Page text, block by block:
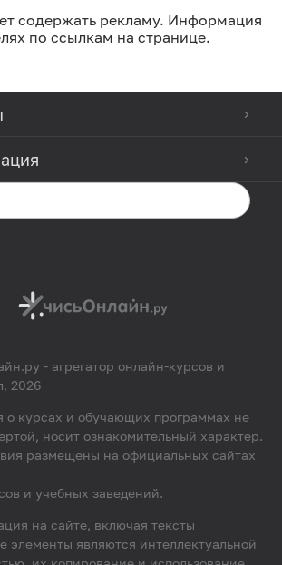
содержать рекламу. Информация
по ссылкам на странице.
- агрегатор онлайн-курсов и
2026
курсах и обучающих программах не
носит ознакомительный характер.
размещены на официальных сайтах
и учебных заведений.
на сайте, включая тексты
элементы являются интеллектуальной